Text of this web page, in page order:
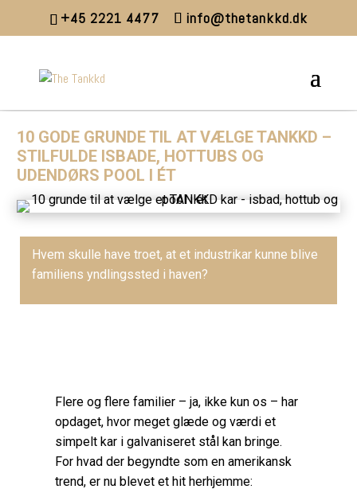
+45 2221 4477 info@thetankkd.dk
10 GODE GRUNDE TIL AT VÆLGE TANKKD –
STILFULDE ISBADE, HOTTUBS OG
UDENDØRS POOL I ÉT
Hvem skulle have troet, at et industrikar kunne blive
familiens yndlingssted i haven?
Flere og flere familier – ja, ikke kun os – har
opdaget, hvor meget glæde og værdi et
simpelt kar i galvaniseret stål kan bringe.
For hvad der begyndte som en amerikansk
trend, er nu blevet et hit herhjemme: